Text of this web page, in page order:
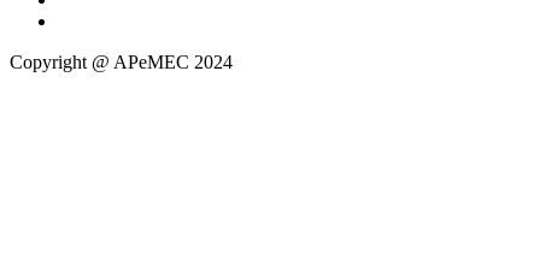
Copyright @ APeMEC 2024